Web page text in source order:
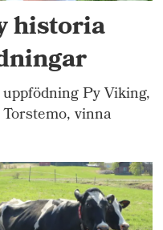
historia
Py Viking,
vinna